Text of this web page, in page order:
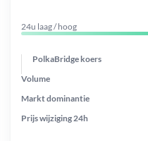
24u laag / hoog
PolkaBridge koers
Prijs wijziging 24h
Markt dominantie
Volume